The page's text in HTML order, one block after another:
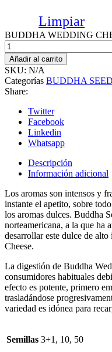
Limpiar
BUDDHA WEDDING
Añadir al carrito
SKU: N/A
Categorías BUDDHA
Share:
Twitter
Facebook
Linkedin
Whatsapp
Descripción
Información adicional
Los aromas son intensos y
instante el apetito, sobre
los aromas dulces. Buddha
norteamericana, a la que ha
desarrollar este dulce de
Cheese.
La digestión de Buddha
consumidores habituales
efecto es potente, primero
trasladándose
variedad es idónea para
Semillas 3+1, 10, 50